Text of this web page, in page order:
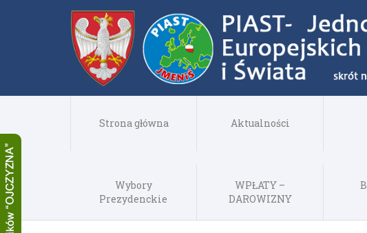
Strona główna Aktualności
Wybory
Prezydenckie
WPŁATY –
DAROWIZNY
BIP PIAST-